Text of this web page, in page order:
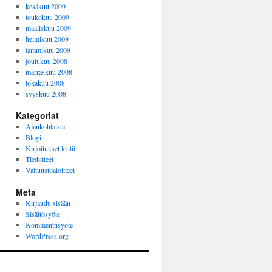
kesäkuu 2009
toukokuu 2009
maaliskuu 2009
helmikuu 2009
tammikuu 2009
joulukuu 2008
marraskuu 2008
lokakuu 2008
syyskuu 2008
Kategoriat
Ajankohtaista
Blogi
Kirjoitukset lehtiin
Tiedotteet
Valtuustoaloitteet
Meta
Kirjaudu sisään
Sisältösyöte
Kommenttisyöte
WordPress.org